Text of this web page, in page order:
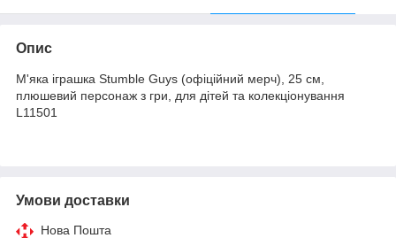
Опис
М'яка іграшка Stumble Guys (офіційний мерч), 25 см,
плюшевий персонаж з гри, для дітей та колекціонування
L11501
Умови доставки
Нова Пошта